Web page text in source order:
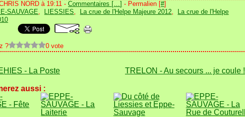
NORD à 19:11 -Commentaires […] - Permalien [#]
SAUVAGE, LIESSIES, La crue de l'Helpe Majeure 2012,
La crue de l'Helpe
? 0 vote
- La Poste TRELON - Au secours ... je coule !
aussi :